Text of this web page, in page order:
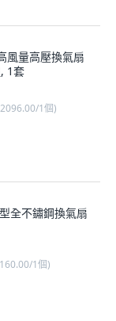
風量高壓換氣扇
1套
1個)
全不鏽鋼換氣扇
1個)